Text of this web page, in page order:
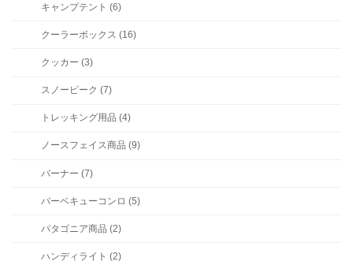
キャンプテント (6)
クーラーボックス (16)
クッカー (3)
スノーピーク (7)
トレッキング用品 (4)
ノースフェイス商品 (9)
バーナー (7)
バーベキューコンロ (5)
パタゴニア商品 (2)
ハンディライト (2)